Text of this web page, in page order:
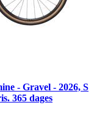
- Gravel - 2026, S
365 dages